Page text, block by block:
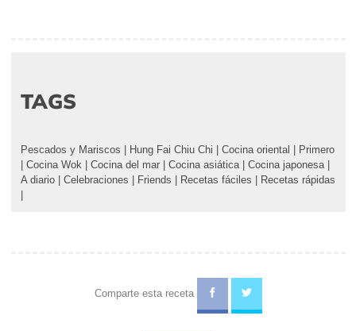
TAGS
Pescados y Mariscos Hung Fai Chiu Chi Cocina oriental
Primero
Cocina Wok Cocina del mar Cocina asiática| Cocina japonesa|
A diario
Celebraciones Friends Recetas fáciles
Recetas rápidas
Comparte esta receta